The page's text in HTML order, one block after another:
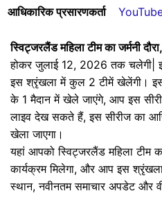
आधिकारिक प्रसारणकर्ता
स्विट्जरलैंड महिला टीम का जर्मनी
होकर जुलाई 12, 2026 तक
इस श्रृंखला में कुल 2 टीमें खेलेंगी।
के 1 मैदान में खेले जाएंगे, आप इस
लाइव देख सकते हैं, इस सीरीज का
खेला जाएगा।
यहां आपको स्विट्जरलैंड महिला टीम
कार्यक्रम मिलेगा, और आप इस
स्थान, नवीनतम समाचार अपडेट और